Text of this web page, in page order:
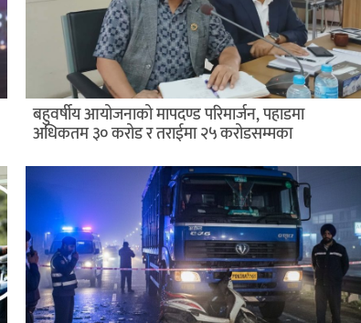
बहुवर्षीय आयोजनाको मापदण्ड परिमार्जन, पहाडमा
अधिकतम ३० करोड र तराईमा २५ करोडसम्मका